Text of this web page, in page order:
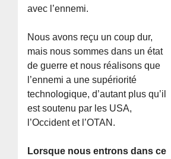
avec l’ennemi.
Nous avons reçu un coup dur,
mais nous sommes dans un état
de guerre et nous réalisons que
l’ennemi a une supériorité
technologique, d’autant plus qu’il
est soutenu par les USA,
l’Occident et l’OTAN.
Lorsque nous entrons dans ce